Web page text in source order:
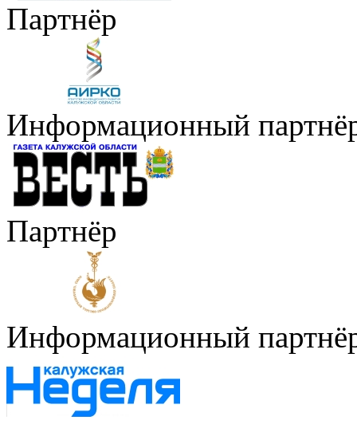
Партнёр
Информационный
Партнёр
Информационный